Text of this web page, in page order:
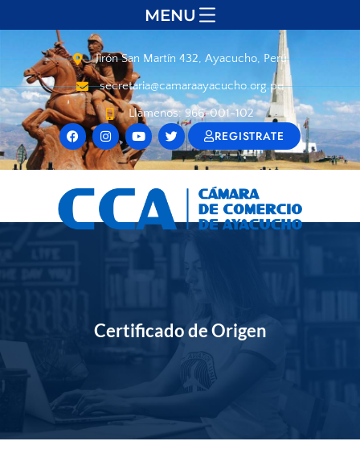
MENU
Jirón San Martín 432, Ayacucho, Perú
secretaria@camaraayacucho.org.pe
Llámenos: 966-001-102
REGISTRATE
Certificado de Origen